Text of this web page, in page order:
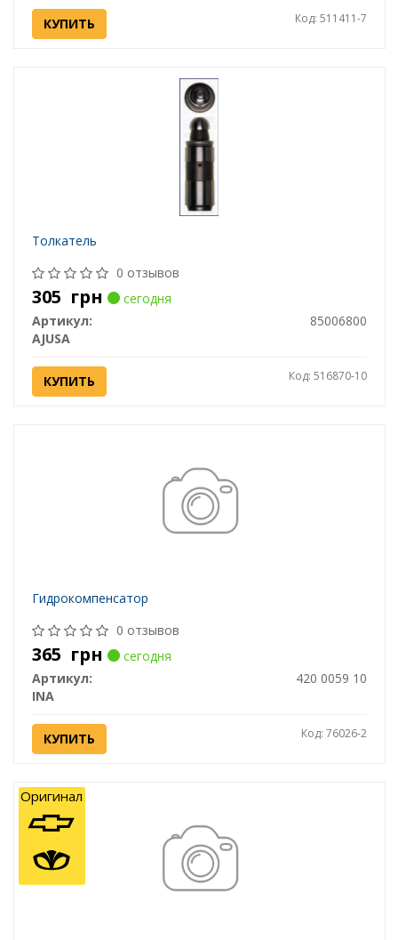
КУПИТЬ Код: 511411-7
Толкатель
0 отзывов
305 грн
сегодня
Артикул:
85006800
AJUSA
КУПИТЬ Код: 516870-10
Гидрокомпенсатор
0 отзывов
365 грн
сегодня
Артикул:
420 0059 10
INA
КУПИТЬ Код: 76026-2
Оригинал